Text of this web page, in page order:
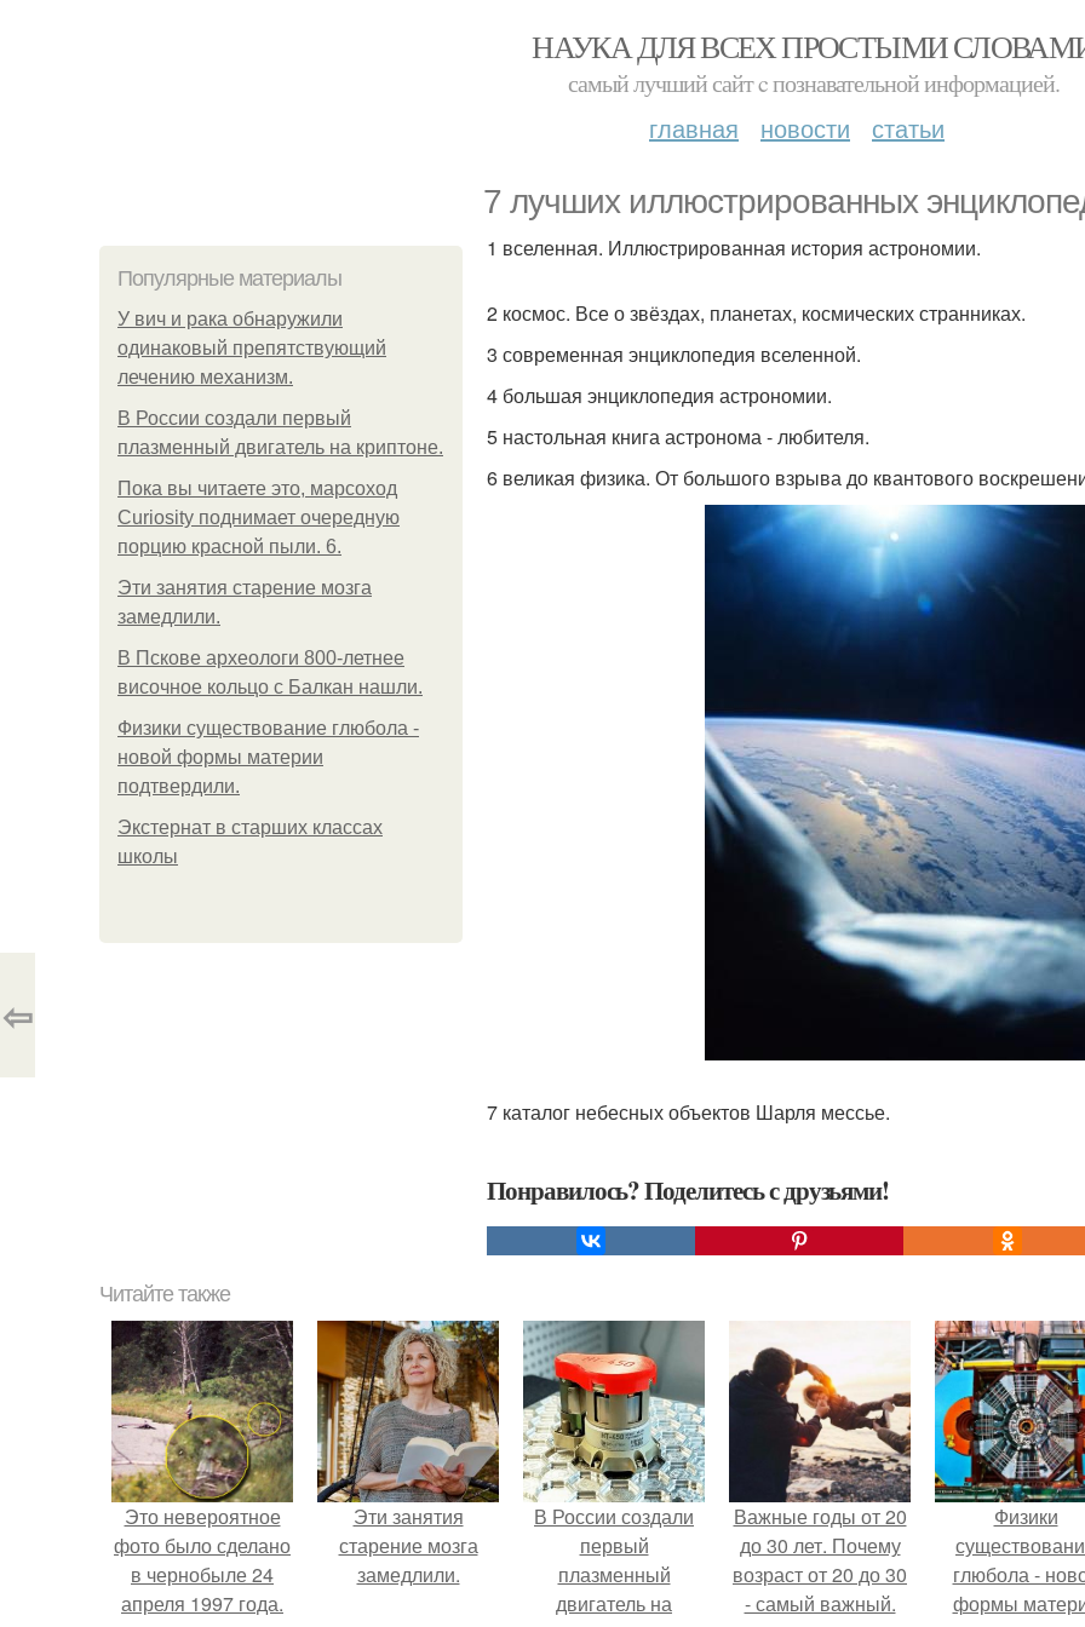
НАУКА ДЛЯ ВСЕХ ПРОСТЫМИ
самый лучший сайт c познавательной информацией.
главная новости статьи
7 лучших иллюстрированных
Популярные материалы
У вич и рака обнаружили
одинаковый препятствующий
лечению механизм.
В России создали первый
плазменный двигатель на криптоне.
Пока вы читаете это, марсоход
Curiosity поднимает очередную
порцию красной пыли. 6.
Эти занятия старение мозга
замедлили.
В Пскове археологи 800-летнее
височное кольцо с Балкан нашли.
Физики существование глюбола -
новой формы материи
подтвердили.
Экстернат в старших классах
школы
1 вселенная. Иллюстрированная история астрономии.
2 космос. Все о звёздах, планетах, космических странниках.
3 современная энциклопедия вселенной.
4 большая энциклопедия астрономии.
5 настольная книга астронома - любителя.
6 великая физика. От большого взрыва до квантового
7 каталог небесных объектов Шарля мессье.
Понравилось? Поделитесь с друзьями!
⇦
Читайте также
Это невероятное
фото было сделано
в чернобыле 24
апреля 1997 года.
Эти занятия
старение мозга
замедлили.
В России создали
первый
плазменный
двигатель на
Важные годы от 20
до 30 лет. Почему
возраст от 20 до 30
- самый важный.
Физики
глюбола -
формы